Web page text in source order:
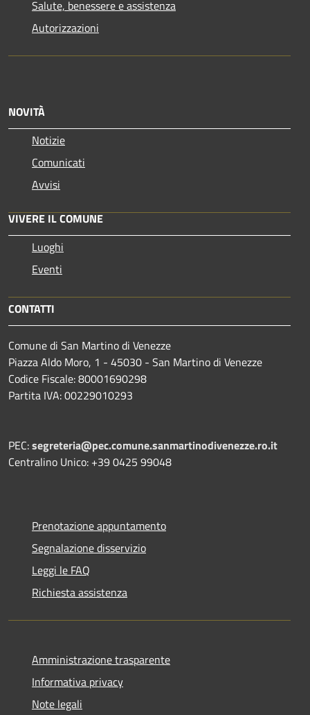
Salute, benessere e assistenza
Autorizzazioni
NOVITÀ
Notizie
Comunicati
Avvisi
VIVERE IL COMUNE
Luoghi
Eventi
CONTATTI
Comune di San Martino di Venezze
Piazza Aldo Moro, 1 - 45030 - San Martino di Venezze
Codice Fiscale: 80001690298
Partita IVA: 00229010293
PEC:segreteria@pec.comune.sanmartinodivenezze.ro.it
Centralino Unico: +39 0425 99048
Prenotazione appuntamento
Segnalazione disservizio
Leggi le FAQ
Richiesta assistenza
Amministrazione trasparente
Informativa privacy
Note legali